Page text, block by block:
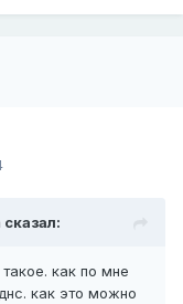
сказал:
как по мне
как это можно